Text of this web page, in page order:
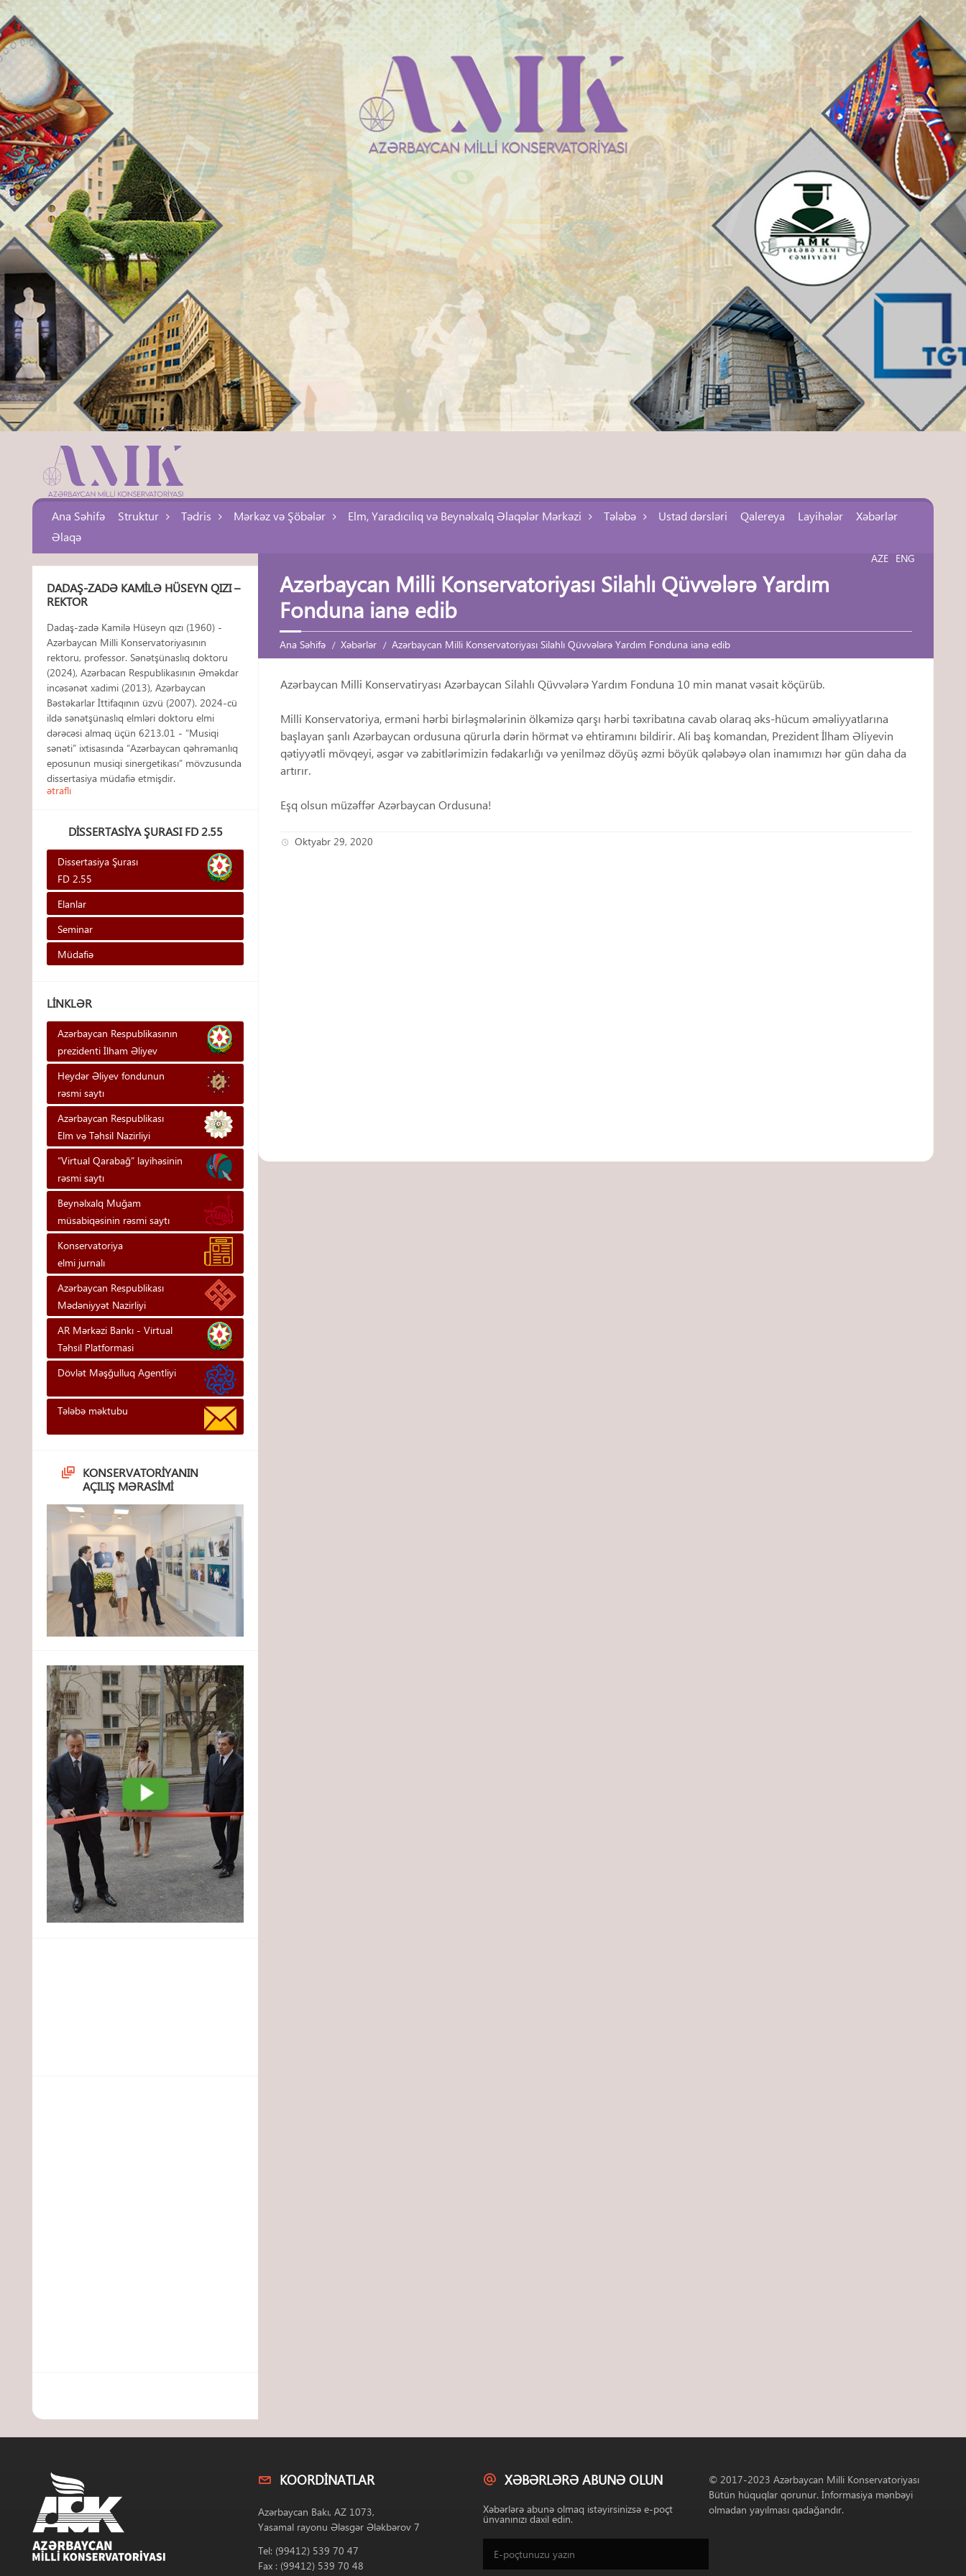
Ana Səhifə Struktur Tədris Mərkəz və Şöbələr Elm, Yaradıcılıq və Beynəlxalq Əlaqələr Mərkəzi Tələbə Ustad dərsləri Qalereya Layihələr
Xəbərlər
Əlaqə
AZE ENG
Azərbaycan Milli Konservatoriyası Silahlı Qüvvələrə Yardım
Fonduna ianə edib
Ana Səhifə Xəbərlər Azərbaycan Milli Konservatoriyası Silahlı Qüvvələrə Yardım Fonduna ianə edib
Azərbaycan Milli Konservatiryası Azərbaycan Silahlı Qüvvələrə Yardım Fonduna 10 min manat vəsait köçürüb.
Milli Konservatoriya, erməni hərbi birləşmələrinin ölkəmizə qarşı hərbi təxribatına cavab olaraq əks-hücum əməliyyatlarına
başlayan şanlı Azərbaycan ordusuna qürurla dərin hörmət və ehtiramını bildirir. Ali baş komandan, Prezident İlham Əliyevin
qətiyyətli mövqeyi, əsgər və zabitlərimizin fədakarlığı və yenilməz döyüş əzmi böyük qələbəyə olan inamımızı hər gün daha da
artırır.
Eşq olsun müzəffər Azərbaycan Ordusuna!
Oktyabr 29, 2020
DADAŞ-ZADƏ KAMILƏ HÜSEYN QIZI –
REKTOR
Dadaş-zadə Kamilə Hüseyn qızı (1960) -
Azərbaycan Milli Konservatoriyasının
rektoru, professor. Sənətşünaslıq doktoru
(2024), Azərbacan Respublikasının Əməkdar
incəsənət xadimi (2013), Azərbaycan
Bəstəkarlar İttifaqının üzvü (2007). 2024-cü
ildə sənətşünaslıq elmləri doktoru elmi
dərəcəsi almaq üçün 6213.01 - “Musiqi
sənəti” ixtisasında “Azərbaycan qəhrəmanlıq
eposunun musiqi sinergetikası” mövzusunda
dissertasiya müdafiə etmişdir.
ətraflı
DISSERTASIYA ŞURASI FD 2.55
Dissertasiya Şurası
FD 2.55
Elanlar
Seminar
Müdafiə
LINKLƏR
Azərbaycan Respublikasının
prezidenti İlham Əliyev
Heydər Əliyev fondunun
rəsmi saytı
Azərbaycan Respublikası
Elm və Təhsil Nazirliyi
“Virtual Qarabağ” layihəsinin
rəsmi saytı
Beynəlxalq Muğam
müsabiqəsinin rəsmi saytı
Konservatoriya
elmi jurnalı
Azərbaycan Respublikası
Mədəniyyət Nazirliyi
AR Mərkəzi Bankı - Vi̇rtual
Təhsi̇l Platformasi
Dövlət Məşğulluq Agentliyi
Tələbə məktubu
KONSERVATORIYANIN
AÇILIŞ MƏRASIMI
KOORDINATLAR
Azərbaycan Bakı, AZ 1073,
Yasamal rayonu Ələsgər Ələkbərov 7
Tel: (99412) 539 70 47
Fax : (99412) 539 70 48
XƏBƏRLƏRƏ ABUNƏ OLUN
Xəbərlərə abunə olmaq istəyirsinizsə e-poçt
ünvanınızı daxil edin.
© 2017-2023 Azərbaycan Milli Konservatoriyası
Bütün hüquqlar qorunur. İnformasiya mənbəyi
olmadan yayılması qadağandır.